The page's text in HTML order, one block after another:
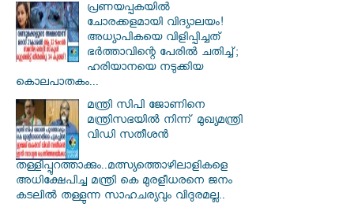
പ്രണയപ്പകയിൽ
ചോരക്കളമായി വിദ്യാലയം!
അധ്യാപികയെ വിളിപ്പിച്ചത്
ഭർത്താവിന്റെ പേരിൽ ചതിച്ച്;
ഹരിയാനയെ നടുക്കിയ
കൊലപാതകം...
മന്ത്രി സിപി ജോണിനെ
മന്ത്രിസഭയില്‍ നിന്ന് മുഖ്യമന്ത്രി
വിഡി സതീശന്‍
തള്ളിപ്പുറത്താക്കും..മത്സ്യത്തൊഴിലാളികളെ
അധിക്ഷേപിച്ച മന്ത്രി കെ മുരളീധരനെ ജനം
കടലില്‍ തള്ളുന്ന സാഹചര്യവും വിദുരമല്ല..